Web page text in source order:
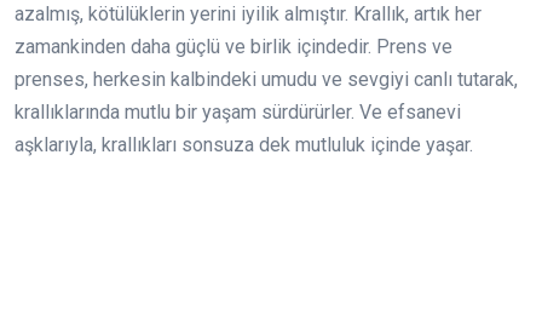
azalmış, kötülüklerin yerini iyilik almıştır. Krallık, artık her
zamankinden daha güçlü ve birlik içindedir. Prens ve
prenses, herkesin kalbindeki umudu ve sevgiyi canlı tutarak,
krallıklarında mutlu bir yaşam sürdürürler. Ve efsanevi
aşklarıyla, krallıkları sonsuza dek mutluluk içinde yaşar.